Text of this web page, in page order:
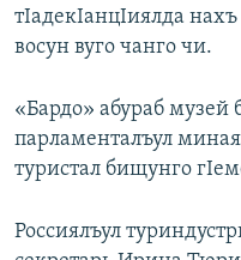
Все сайты РСЕ/РС
тIадекIанцIиялда нахъ
восун вуго чанго чи.
«Бардо» абураб музей
парламенталъул
туристал бищунго
Россиялъул